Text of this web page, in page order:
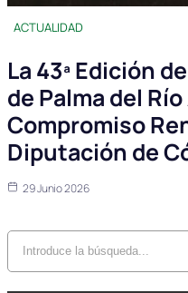
ACTUALIDAD
La 43ª Edición
de Palma del
Compromiso
Diputación de
29 Junio 2026